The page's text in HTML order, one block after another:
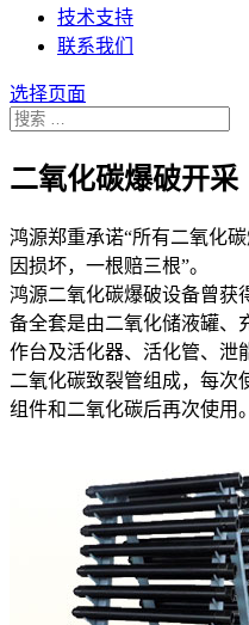
技术支持
联系我们
选择页面
二氧化碳爆破开采
鸿源郑重承诺“所有二氧化
因损坏，一根赔三根”。
鸿源二氧化碳爆破设备曾获
备全套是由二氧化储液罐、
作台及活化器、活化管、泄
二氧化碳致裂管组成，每次
组件和二氧化碳后再次使用。